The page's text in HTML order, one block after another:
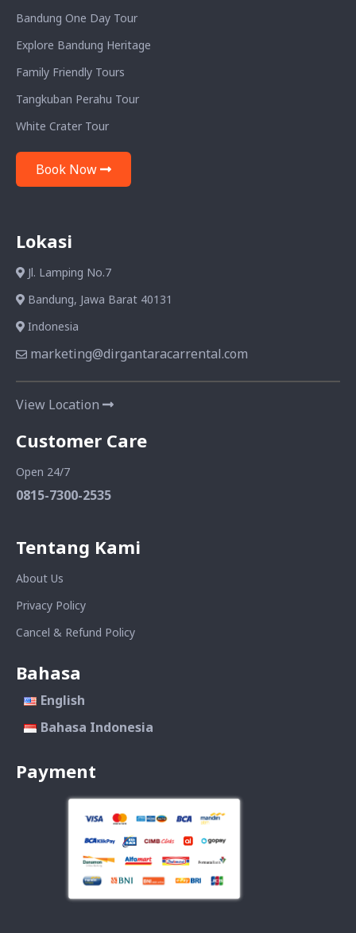
Bandung One Day Tour
Explore Bandung Heritage
Family Friendly Tours
Tangkuban Perahu Tour
White Crater Tour
Book Now
Lokasi
Jl. Lamping No.7
Bandung, Jawa Barat 40131
Indonesia
marketing@dirgantaracarrental.com
View Location
Customer Care
Open 24/7
0815-7300-2535
Tentang Kami
About Us
Privacy Policy
Cancel & Refund Policy
Bahasa
English
Bahasa Indonesia
Payment